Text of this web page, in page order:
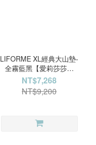
LIFORME XL經典大山墊-
全霧藍黑【愛莉莎莎專
屬】
NT$7,268
NT$9,200